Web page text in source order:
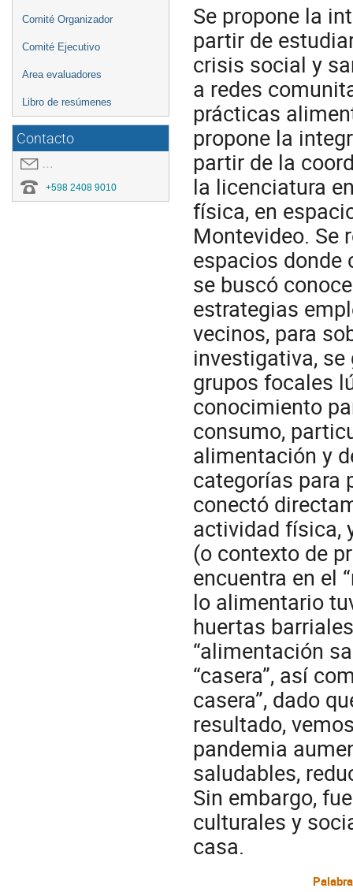
Comité Organizador
Comité Ejecutivo
Area evaluadores
Libro de resúmenes
Contacto
covid19.congresoei@gmail.com
+598 2408 9010
Se propone la
partir de
crisis social y
a redes
prácticas
propone la
partir de la
la licenciatura
física, en
Montevideo. Se
espacios donde
se buscó
estrategias
vecinos, para
investigativa,
grupos focales
conocimiento
consumo,
alimentación y
categorías para
conectó
actividad física,
(o contexto de
encuentra en el
lo alimentario
huertas
“alimentación
“casera”, así
casera”, dado
resultado,
pandemia
saludables,
Sin embargo,
culturales y
casa.